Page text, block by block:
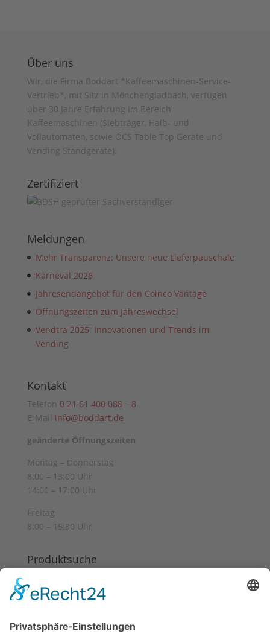
Über uns
Wir, die Firma Boddart *Kaffeemaschinen-Service-
Vertrieb*, mit Sitz in Mönchengladbach, verfügen
über 30 Jahre Erfahrung im Bereich
Kaffeemaschinen (Siebträger, Halb- und
Vollautomaten, sowie OCS Table Top Geräte und
Vending Standgeräte).
Zertifiziert
Meldungen
Mehr Transparenz: Unsere neue Lieferpauschale
Karneval 2026
Jahresendangebot für den Coinco Vantage
Öffnungszeiten zum Jahreswechsel
Vendtra 2025: Innovationen und Trends im
Vending
Kontakt
Telefon 0 21 61 400 088 – 8
E-Mail info@boddart.de
geänderte Öffnungszeiten
Montag – Donnerstag
8:00 – 13:00 Uhr
14:00 – 17:00 Uhr
Freitag
8:00 – 15:30 Uhr
Produktsuche
nach:
InformationenDatenschutz